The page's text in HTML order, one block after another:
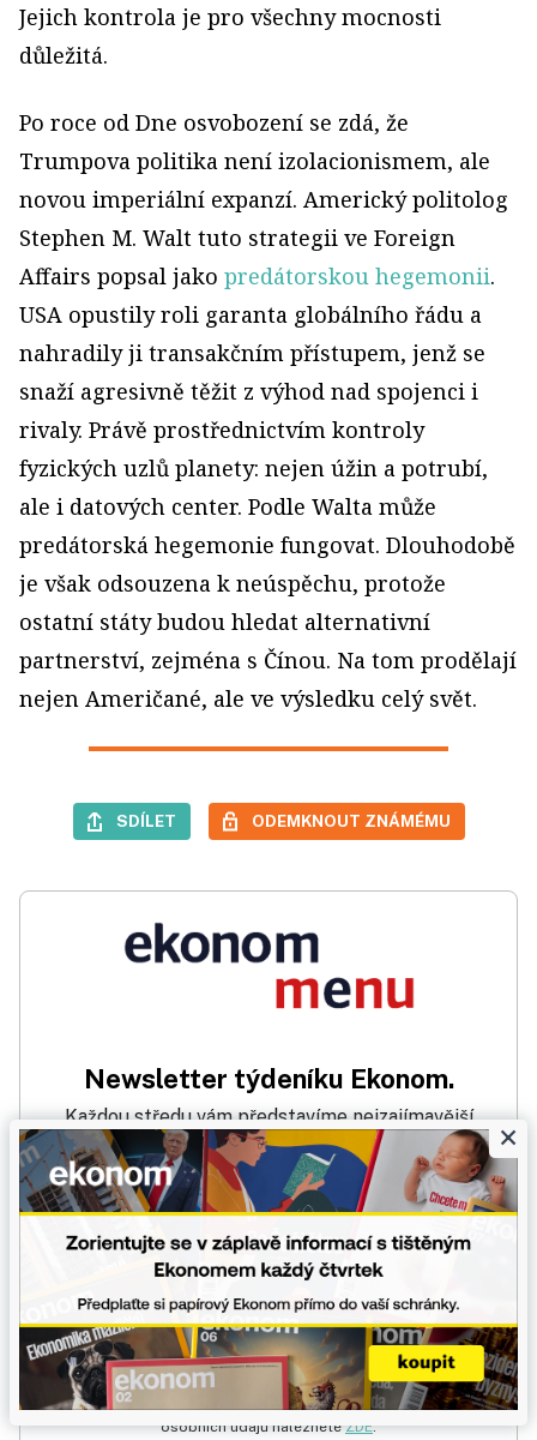
Jejich kontrola je pro všechny mocnosti
důležitá.
Po roce od Dne osvobození se zdá, že
Trumpova politika není izolacionismem, ale
novou imperiální expanzí. Americký politolog
Stephen M. Walt tuto strategii ve Foreign
Affairs popsal jako predátorskou hegemonii.
USA opustily roli garanta globálního řádu a
nahradily ji transakčním přístupem, jenž se
snaží agresivně těžit z výhod nad spojenci i
rivaly. Právě prostřednictvím kontroly
fyzických uzlů planety: nejen úžin a potrubí,
ale i datových center. Podle Walta může
predátorská hegemonie fungovat. Dlouhodobě
je však odsouzena k neúspěchu, protože
ostatní státy budou hledat alternativní
partnerství, zejména s Čínou. Na tom prodělají
nejen Američané, ale ve výsledku celý svět.
SDÍLET ODEMKNOUT ZNÁMÉMU
Newsletter týdeníku Ekonom.
Každou středu vám představíme nejzajímavější
texty aktuálního vydání, které si můžete přečíst na
webu ekonom.cz. Týdeník Ekonom vám už více jak
33 let přináší zajímavý obsah, bez kterého
nemůžete být, který vás rozvíjí a baví!
Odhlásit se můžete kdykoliv.
Přihlášením k newsletteru beru na vědomí, že dochází ke sbírání a
zpracování osobních údajů. Více informací o zásadách ochrany
osobních údajů nalezneteZDE.
×